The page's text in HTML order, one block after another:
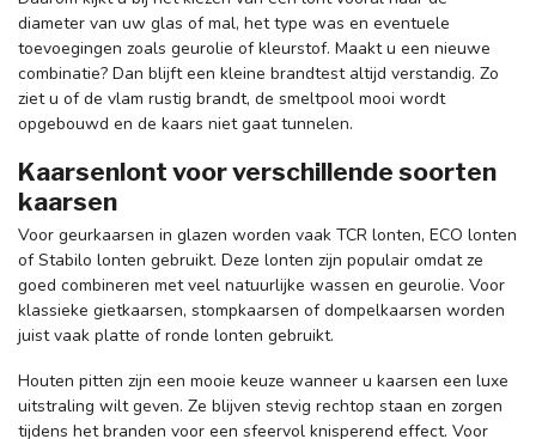
diameter van uw glas of mal, het type was en eventuele
toevoegingen zoals geurolie of kleurstof. Maakt u een nieuwe
combinatie? Dan blijft een kleine brandtest altijd verstandig. Zo
ziet u of de vlam rustig brandt, de smeltpool mooi wordt
opgebouwd en de kaars niet gaat tunnelen.
Kaarsenlont voor verschillende soorten
kaarsen
Voor geurkaarsen in glazen worden vaak TCR lonten, ECO lonten
of Stabilo lonten gebruikt. Deze lonten zijn populair omdat ze
goed combineren met veel natuurlijke wassen en geurolie. Voor
klassieke gietkaarsen, stompkaarsen of dompelkaarsen worden
juist vaak platte of ronde lonten gebruikt.
Houten pitten zijn een mooie keuze wanneer u kaarsen een luxe
uitstraling wilt geven. Ze blijven stevig rechtop staan en zorgen
tijdens het branden voor een sfeervol knisperend effect. Voor